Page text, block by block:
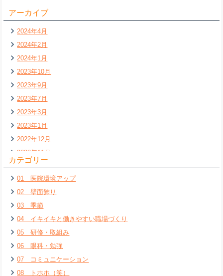
アーカイブ
2024年4月
2024年2月
2024年1月
2023年10月
2023年9月
2023年7月
2023年3月
2023年1月
2022年12月
2022年11月
2022年7月
2022年6月
2022年5月
2022年4月
2022年3月
2022年2月
2022年1月
2021年12月
2021年11月
カテゴリー
01 医院環境アップ
02 壁面飾り
03 季節
04 イキイキと働きやすい職場づくり
05 研修・取組み
06 眼科・勉強
07 コミュニケーション
08 トホホ（笑）